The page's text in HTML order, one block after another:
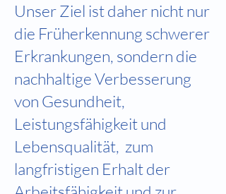
Unser Ziel ist daher nicht nur
die Früherkennung schwerer
Erkrankungen, sondern die
nachhaltige Verbesserung
von Gesundheit,
Leistungsfähigkeit und
Lebensqualität, zum
langfristigen Erhalt der